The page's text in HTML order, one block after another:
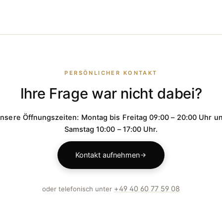
PERSÖNLICHER KONTAKT
Ihre Frage war nicht dabei?
Öffnungszeiten: Montag bis Freitag 09:00 – 20:00 Uhr
Samstag 10:00 – 17:00 Uhr.
Kontakt aufnehmen
oder telefonisch unter +49 40 60 77 59 08